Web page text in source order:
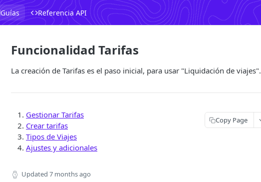
Guías Referencia API
Funcionalidad Tarifas
La creación de Tarifas es el paso inicial, para usar "Liquidación de viajes".
Gestionar Tarifas
Crear tarifas
Tipos de Viajes
Ajustes y adicionales
Updated 7 months ago
Copy Page